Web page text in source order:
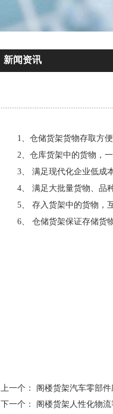
新闻资讯
1、仓储货架货物存取方便
2、仓库货架中的货物，一
3、 满足现代化企业低成本
4、 满足大批量货物、品种
5、 存入货架中的货物，互
6、 仓储货架保证存储货物
上一个： 阁楼货架汽车零部件
下一个： 阁楼货架人性化物